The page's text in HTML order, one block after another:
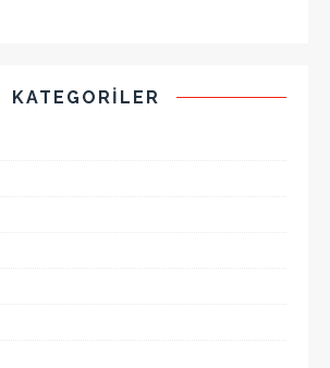
KATEGORILER